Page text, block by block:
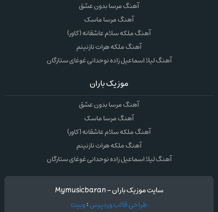
آهنگ مرسا بدون عشق
آهنگ مرسا ماسک
آهنگ ملکه سلام عاشقانه (کاور)
آهنگ ملکه هرات نازنینم
آهنگ لیلا اسماعیل زاده نوحدانی غوغای ستارگان
موزیک باران
آهنگ مرسا بدون عشق
آهنگ مرسا ماسک
آهنگ ملکه سلام عاشقانه (کاور)
آهنگ ملکه هرات نازنینم
آهنگ لیلا اسماعیل زاده نوحدانی غوغای ستارگان
سایت موزیک باران - Mymusicbaran
طراحی قالب وردپرس:وبیت